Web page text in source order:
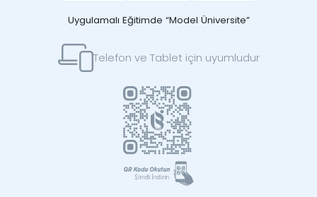
Uygulamalı Eğitimde “Model Üniversite”
Telefon ve Tablet için uyumludur